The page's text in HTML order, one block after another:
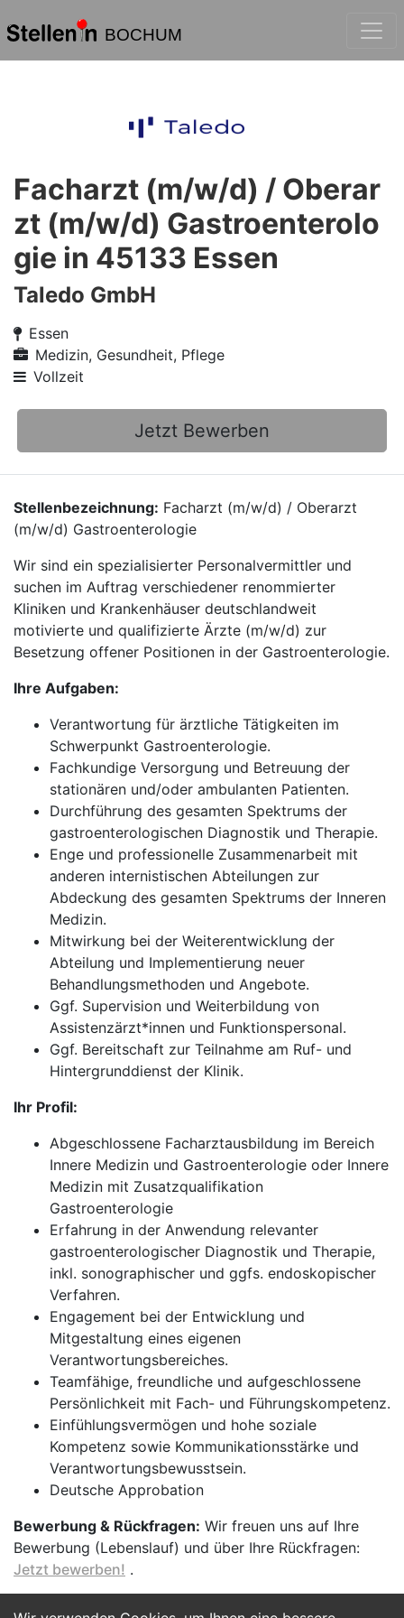
BOCHUM
Facharzt (m/w/d) / Oberar
zt (m/w/d) Gastroenterolo
gie in 45133 Essen
Taledo GmbH
Essen
Medizin, Gesundheit, Pflege
Vollzeit
Jetzt Bewerben
Stellenbezeichnung: Facharzt (m/w/d) / Oberarzt
(m/w/d) Gastroenterologie
Wir sind ein spezialisierter Personalvermittler und
suchen im Auftrag verschiedener renommierter
Kliniken und Krankenhäuser deutschlandweit
motivierte und qualifizierte Ärzte (m/w/d) zur
Besetzung offener Positionen in der Gastroenterologie.
Ihre Aufgaben:
Verantwortung für ärztliche Tätigkeiten im
Schwerpunkt Gastroenterologie.
Fachkundige Versorgung und Betreuung der
stationären und/oder ambulanten Patienten.
Durchführung des gesamten Spektrums der
gastroenterologischen Diagnostik und Therapie.
Enge und professionelle Zusammenarbeit mit
anderen internistischen Abteilungen zur
Abdeckung des gesamten Spektrums der Inneren
Medizin.
Mitwirkung bei der Weiterentwicklung der
Abteilung und Implementierung neuer
Behandlungsmethoden und Angebote.
Ggf. Supervision und Weiterbildung von
Assistenzärzt*innen und Funktionspersonal.
Ggf. Bereitschaft zur Teilnahme am Ruf- und
Hintergrunddienst der Klinik.
Ihr Profil:
Abgeschlossene Facharztausbildung im Bereich
Innere Medizin und Gastroenterologie oder Innere
Medizin mit Zusatzqualifikation
Gastroenterologie
Erfahrung in der Anwendung relevanter
gastroenterologischer Diagnostik und Therapie,
inkl. sonographischer und ggfs. endoskopischer
Verfahren.
Engagement bei der Entwicklung und
Mitgestaltung eines eigenen
Verantwortungsbereiches.
Teamfähige, freundliche und aufgeschlossene
Persönlichkeit mit Fach- und Führungskompetenz.
Einfühlungsvermögen und hohe soziale
Kompetenz sowie Kommunikationsstärke und
Verantwortungsbewusstsein.
Deutsche Approbation
Bewerbung & Rückfragen: Wir freuen uns auf Ihre
Bewerbung (Lebenslauf) und über Ihre Rückfragen:
Jetzt bewerben! .